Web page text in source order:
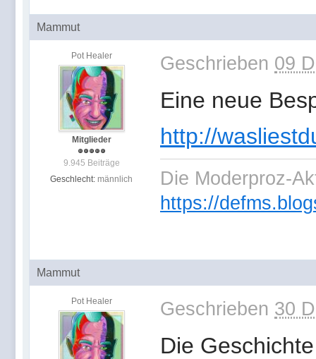
Mammut
Pot Healer
Mitglieder
9.945 Beiträge
Geschlecht: männlich
Geschrieben 09
Eine neue
http://
Die Moderproz-
https://
Mammut
Pot Healer Geschrieben 30
Die